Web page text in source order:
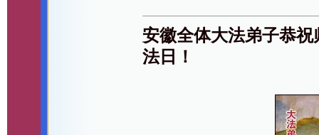
安徽全体大法弟子恭
法日！